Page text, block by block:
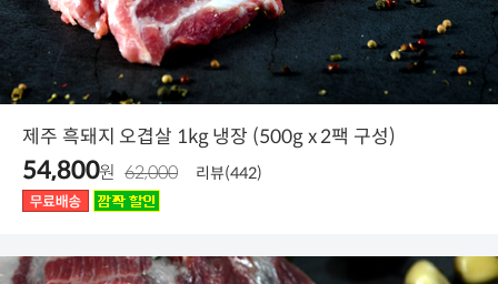
제주 흑돼지 오겹살 1kg 냉장 (500g x 2팩 구성)
54,800원 62,000 리뷰(442)